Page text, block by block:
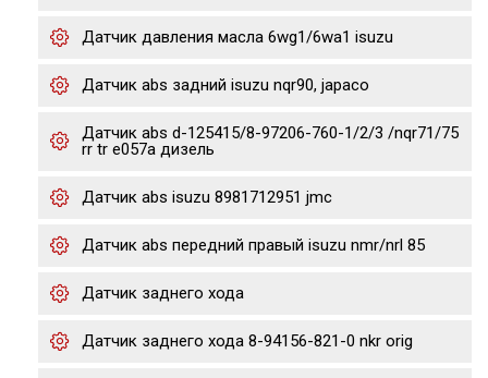
Датчик давления масла 6wg1/6wa1 isuzu
Датчик abs задний isuzu nqr90, japaco
Датчик abs d-125415/8-97206-760-1/2/3 /nqr71/75
rr tr e057a дизель
Датчик abs isuzu 8981712951 jmc
Датчик abs передний правый isuzu nmr/nrl 85
Датчик заднего хода
Датчик заднего хода 8-94156-821-0 nkr orig